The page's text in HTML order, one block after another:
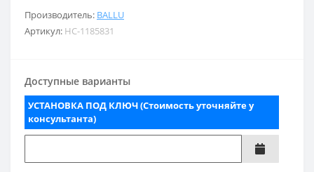
Производитель: BALLU
Артикул: НС-1185831
Доступные варианты
УСТАНОВКА ПОД КЛЮЧ (Стоимость уточняйте у
консультанта)